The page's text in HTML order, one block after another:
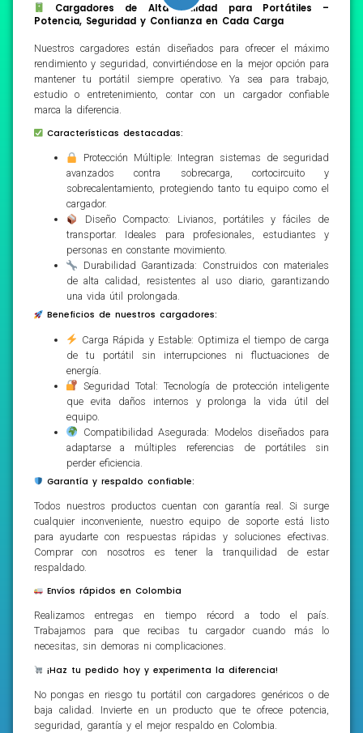
Cargadores de Alta Calidad para Portátiles –
Potencia, Seguridad y Confianza en Cada Carga
Nuestros cargadores están diseñados para ofrecer el máximo
rendimiento y seguridad, convirtiéndose en la mejor opción para
mantener tu portátil siempre operativo. Ya sea para trabajo,
estudio o entretenimiento, contar con un cargador confiable
marca la diferencia.
Características destacadas:
Protección Múltiple: Integran sistemas de seguridad
avanzados contra sobrecarga, cortocircuito y
sobrecalentamiento, protegiendo tanto tu equipo como el
cargador.
Diseño Compacto: Livianos, portátiles y fáciles de
transportar. Ideales para profesionales, estudiantes y
personas en constante movimiento.
Durabilidad Garantizada: Construidos con materiales
de alta calidad, resistentes al uso diario, garantizando
una vida útil prolongada.
Beneficios de nuestros cargadores:
Carga Rápida y Estable: Optimiza el tiempo de carga
de tu portátil sin interrupciones ni fluctuaciones de
energía.
Seguridad Total: Tecnología de protección inteligente
que evita daños internos y prolonga la vida útil del
equipo.
Compatibilidad Asegurada: Modelos diseñados para
adaptarse a múltiples referencias de portátiles sin
perder eficiencia.
Garantía y respaldo confiable:
Todos nuestros productos cuentan con garantía real. Si surge
cualquier inconveniente, nuestro equipo de soporte está listo
para ayudarte con respuestas rápidas y soluciones efectivas.
Comprar con nosotros es tener la tranquilidad de estar
respaldado.
Envíos rápidos en Colombia
Realizamos entregas en tiempo récord a todo el país.
Trabajamos para que recibas tu cargador cuando más lo
necesitas, sin demoras ni complicaciones.
¡Haz tu pedido hoy y experimenta la diferencia!
No pongas en riesgo tu portátil con cargadores genéricos o de
baja calidad. Invierte en un producto que te ofrece potencia,
seguridad, garantía y el mejor respaldo en Colombia.